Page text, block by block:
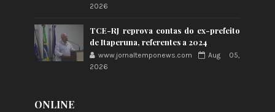
2026
TCE-RJ reprova contas do ex-prefeito
de Itaperuna, referentes a 2024
www.jornaltemponews.com
Aug 05,
2026
ONLINE